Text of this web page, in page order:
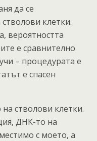
да се
клетки.
вероятността
е сравнително
– процедурата е
е спасен
стволови клетки.
ДНК-то на
с моето, а